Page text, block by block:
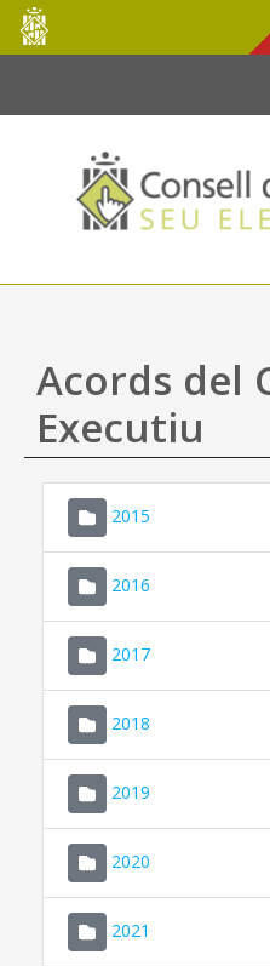
Salta al contingut principal
Consell
de
Mallorca
Acords del
Executiu
2015
2016
2017
2018
2019
2020
2021